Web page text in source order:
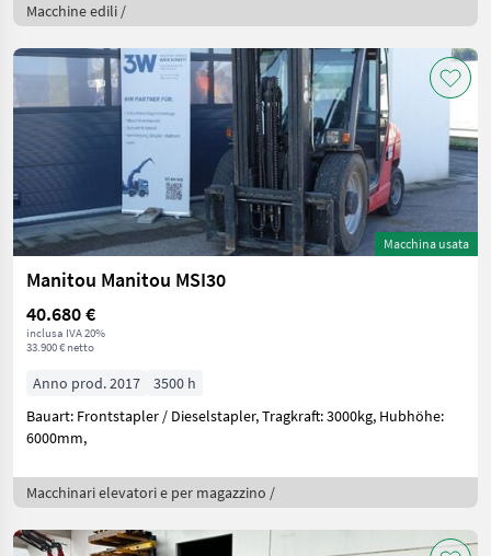
Macchine edili /
Macchina usata
Manitou Manitou MSI30
40.680 €
inclusa IVA 20%
33.900 € netto
Anno prod. 2017
3500 h
Bauart: Frontstapler / Dieselstapler, Tragkraft: 3000kg, Hubhöhe:
6000mm,
Macchinari elevatori e per magazzino /